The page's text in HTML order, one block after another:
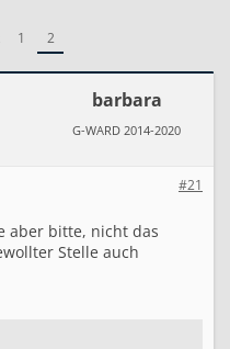
1 2
barbara
G-WARD 2014-2020
#21
aber bitte, nicht das
Stelle auch